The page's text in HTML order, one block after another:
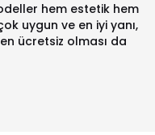
hem estetik hem
uygun ve en iyi yanı,
ücretsiz olması da